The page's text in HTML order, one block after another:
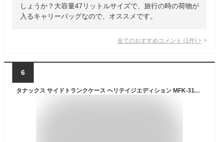
しょうか？大容量47リットルサイズで、旅行の時の荷物が
入るキャリーバッグなので、オススメです。
全てのおすすめコメント (1 件) >
6
タナックス サイドトランクケース ヘリテイジエディション MFK-311 TANAX ツーリング用バッグ バイク